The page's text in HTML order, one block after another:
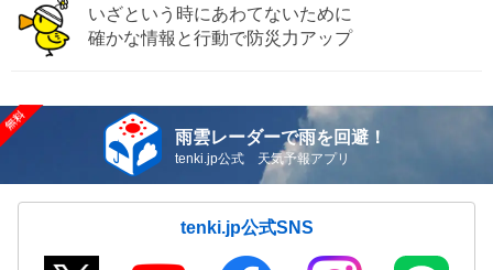
いざという時にあわてないために
確かな情報と行動で防災力アップ
雨雲レーダーで雨を回避！
tenki.jp公式 天気予報アプリ
tenki.jp公式SNS